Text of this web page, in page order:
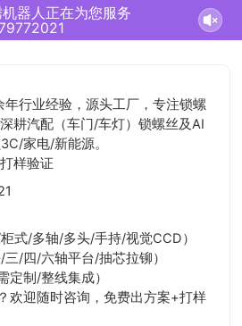
器人正在为您服务
年行业经验，源头工厂，专注锁螺
耕汽配（车门/车灯）锁螺丝及AI
家电/新能源。
样验证
式/多轴/多头/手持/视觉CCD）
/四/六轴平台/抽芯拉铆）
定制/整线集成）
欢迎随时咨询，免费出方案+打样